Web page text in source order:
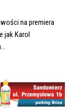
na premiera
jak Karol